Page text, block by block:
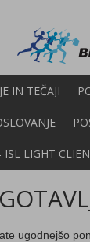
IN TEČAJI
LIGHT
ugodnejšo